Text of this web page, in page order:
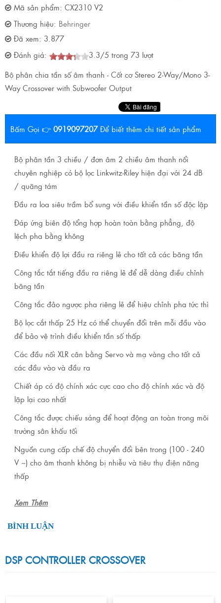
Mã sản phẩm: CX2310 V2
Thương hiệu: Behringer
Đã xem: 3.877
Đánh giá:
3.3/5 trong 73 lượt
Bộ phân chia tần số âm thanh - Cốt cơ Stereo 2-Way/Mono 3-
Way Crossover with Subwoofer Output
Bấm Gọi 👉 0919097207 Để biết thêm chi tiết sản phẩm
Bộ phân tần 3 chiều / đơn âm 2 chiều âm thanh nổi
chuyên nghiệp có bộ lọc Linkwitz-Riley hiện đại với 24 dB
/ quãng tám
Đầu ra loa siêu trầm bổ sung với điều khiển tần số độc lập
Đáp ứng biên độ tổng hợp hoàn toàn bằng phẳng, độ
lệch pha bằng không
Điều khiển độ lợi đầu ra riêng lẻ cho tất cả các băng tần
Công tắc tắt tiếng đầu ra riêng lẻ để dễ dàng điều chỉnh
băng tần
Công tắc đảo ngược pha riêng lẻ để hiệu chỉnh pha tức thì
Bộ lọc cắt thấp 25 Hz có thể chuyển đổi trên mỗi đầu vào
để bảo vệ trình điều khiển tần số thấp
Các đầu nối XLR cân bằng Servo và mạ vàng cho tất cả
các đầu vào và đầu ra
Chiết áp có độ chính xác cực cao cho độ chính xác và độ
lặp lại cao nhất
Công tắc được chiếu sáng để hoạt động an toàn trong môi
trường sân khấu tối
Nguồn cung cấp chế độ chuyển đổi bên trong (100 - 240
V ~) cho âm thanh không bị nhiễu và tiêu thụ điện năng
thấp
Xem Thêm
BÌNH LUẬN
DSP CONTROLLER CROSSOVER